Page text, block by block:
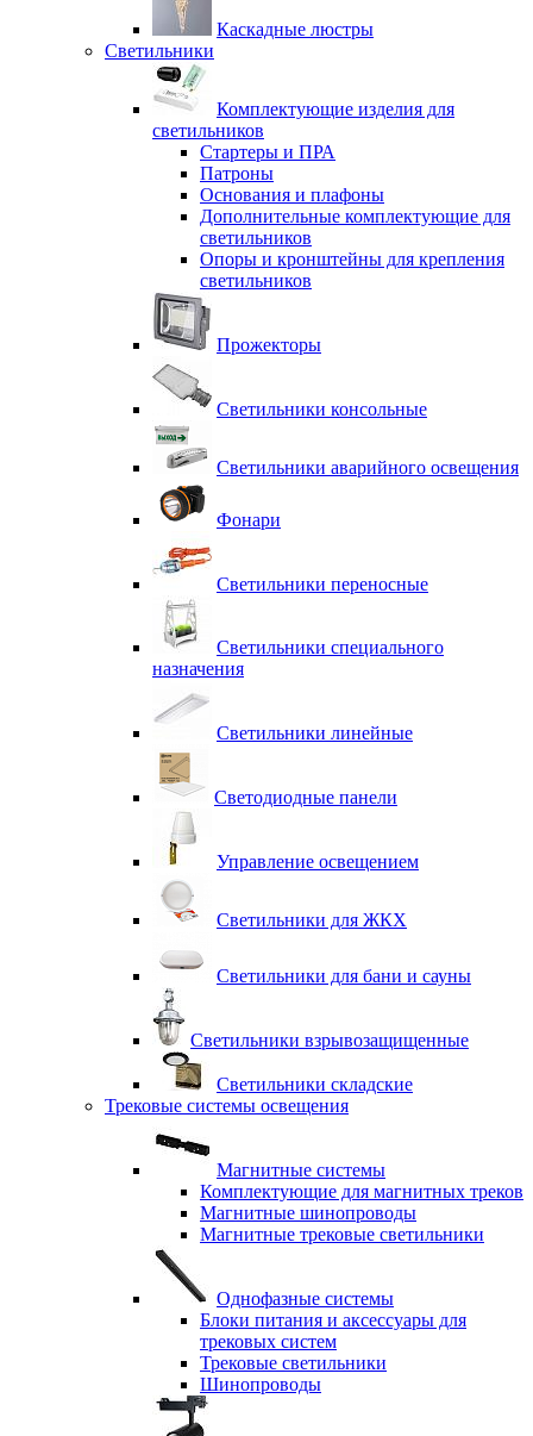
Каскадные люстры
Светильники
Комплектующие изделия для
светильников
Стартеры и ПРА
Патроны
Основания и плафоны
Дополнительные комплектующие для
светильников
Опоры и кронштейны для крепления
светильников
Прожекторы
Светильники консольные
Светильники аварийного освещения
Фонари
Светильники переносные
Светильники специального
назначения
Светильники линейные
Светодиодные панели
Управление освещением
Светильники для ЖКХ
Светильники для бани и сауны
Светильники взрывозащищенные
Светильники складские
Трековые системы освещения
Магнитные системы
Комплектующие для магнитных треков
Магнитные шинопроводы
Магнитные трековые светильники
Однофазные системы
Блоки питания и аксессуары для
трековых систем
Трековые светильники
Шинопроводы